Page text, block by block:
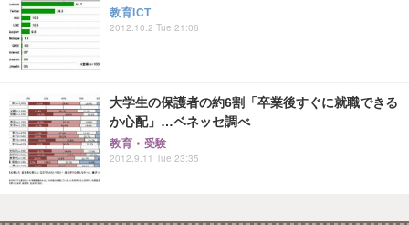
教育ICT
2012.10.2 Tue 21:06
大学生の保護者の約6割「卒業後すぐに就職できる
か心配」…ベネッセ調べ
教育・受験
2012.9.11 Tue 23:35